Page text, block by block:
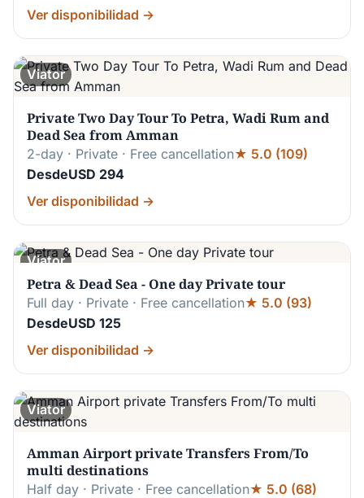
Ver disponibilidad →
Viator
Private Two Day Tour To Petra, Wadi Rum and
Dead Sea from Amman
2-day · Private · Free cancellation★ 5.0 (109)
DesdeUSD 294
Ver disponibilidad →
Viator
Petra & Dead Sea - One day Private tour
Full day · Private · Free cancellation★ 5.0 (93)
DesdeUSD 125
Ver disponibilidad →
Viator
Amman Airport private Transfers From/To
multi destinations
Half day · Private · Free cancellation★ 5.0 (68)